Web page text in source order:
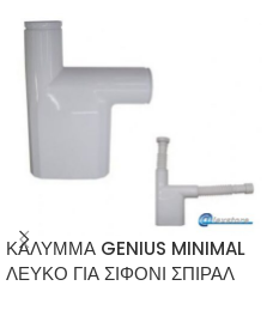
ΚΑΛΥΜΜΑ GENIUS MINIMAL
ΛΕΥΚΟ ΓΙΑ ΣΙΦΟΝΙ ΣΠΙΡΑΛ